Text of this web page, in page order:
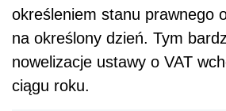
określeniem stanu prawnego
na określony dzień. Tym
nowelizacje ustawy o VAT
ciągu roku.